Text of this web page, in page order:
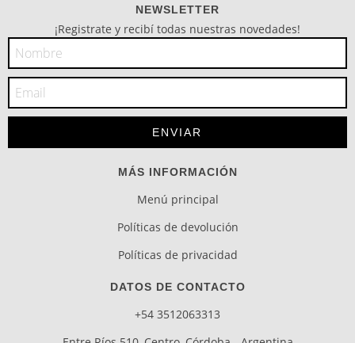
NEWSLETTER
¡Registrate y recibí todas nuestras novedades!
MÁS INFORMACIÓN
Menú principal
Políticas de devolución
Políticas de privacidad
DATOS DE CONTACTO
+54 3512063313